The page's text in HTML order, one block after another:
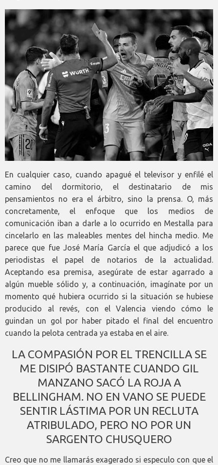
En cualquier caso, cuando apagué el televisor y enfilé el
camino del dormitorio, el destinatario de mis
pensamientos no era el árbitro, sino la prensa. O, más
concretamente, el enfoque que los medios de
comunicación iban a darle a lo ocurrido en Mestalla para
cincelarlo en las maleables mentes del hincha medio. Me
parece que fue José María García el que adjudicó a los
periodistas el papel de notarios de la actualidad.
Aceptando esa premisa, asegúrate de estar agarrado a
algún mueble sólido y, a continuación, imagínate por un
momento qué hubiera ocurrido si la situación se hubiese
producido al revés, con el Valencia viendo cómo le
guindan un gol por haber pitado el final del encuentro
cuando la pelota centrada ya estaba en el aire.
LA COMPASIÓN POR EL TRENCILLA SE
ME DISIPÓ BASTANTE CUANDO GIL
MANZANO SACÓ LA ROJA A
BELLINGHAM. NO EN VANO SE PUEDE
SENTIR LÁSTIMA POR UN RECLUTA
ATRIBULADO, PERO NO POR UN
SARGENTO CHUSQUERO
Creo que no me llamarás exagerado si especulo con que el